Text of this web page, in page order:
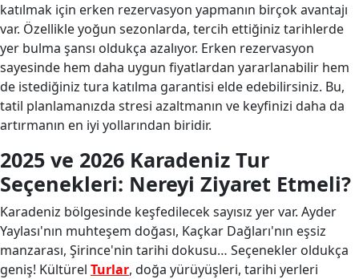
katılmak için erken rezervasyon yapmanın birçok avantajı
var. Özellikle yoğun sezonlarda, tercih ettiğiniz tarihlerde
yer bulma şansı oldukça azalıyor. Erken rezervasyon
sayesinde hem daha uygun fiyatlardan yararlanabilir hem
de istediğiniz tura katılma garantisi elde edebilirsiniz. Bu,
tatil planlamanızda stresi azaltmanın ve keyfinizi daha da
artırmanın en iyi yollarından biridir.
2025 ve 2026 Karadeniz Tur
Seçenekleri: Nereyi Ziyaret Etmeli?
Karadeniz bölgesinde keşfedilecek sayısız yer var. Ayder
Yaylası'nın muhteşem doğası, Kaçkar Dağları'nın eşsiz
manzarası, Şirince'nin tarihi dokusu… Seçenekler oldukça
geniş! Kültürel Turlar, doğa yürüyüşleri, tarihi yerleri